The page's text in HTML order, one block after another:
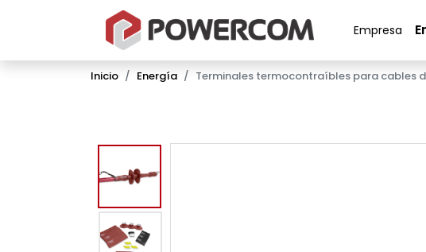
Empresa
Inicio Energía Terminales termocontraíbles para cables